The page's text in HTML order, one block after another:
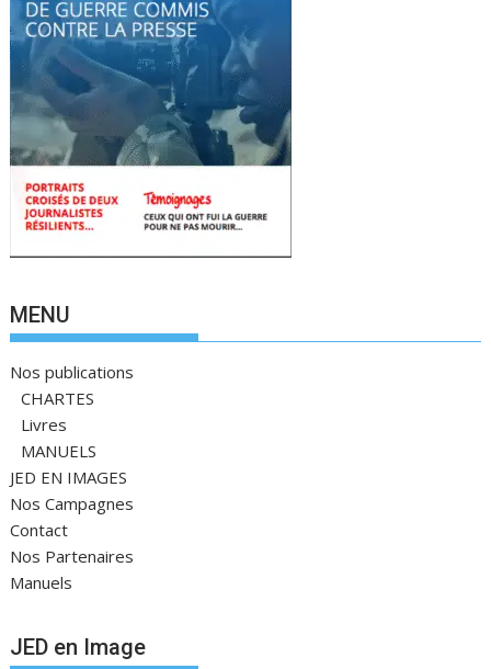
MENU
Nos publications
CHARTES
Livres
MANUELS
JED EN IMAGES
Nos Campagnes
Contact
Nos Partenaires
Manuels
JED en Image